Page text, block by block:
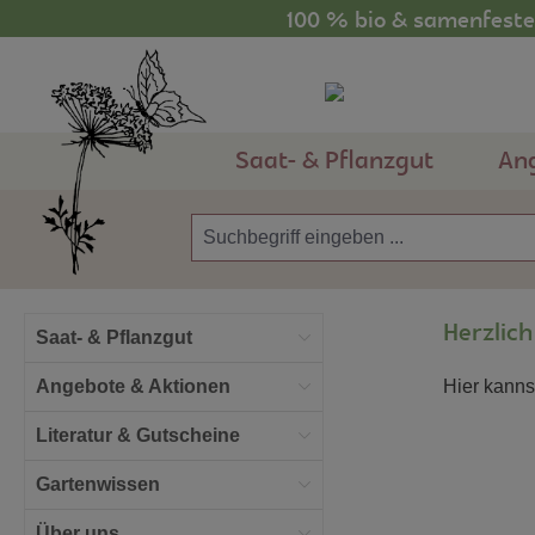
Zur Hauptnavigation springen100 % bio &
Saat- & Pflanzgut
Saat- & Pflanzgut
Angebote & Aktionen
Literatur & Gutscheine
Gartenwissen
Hier